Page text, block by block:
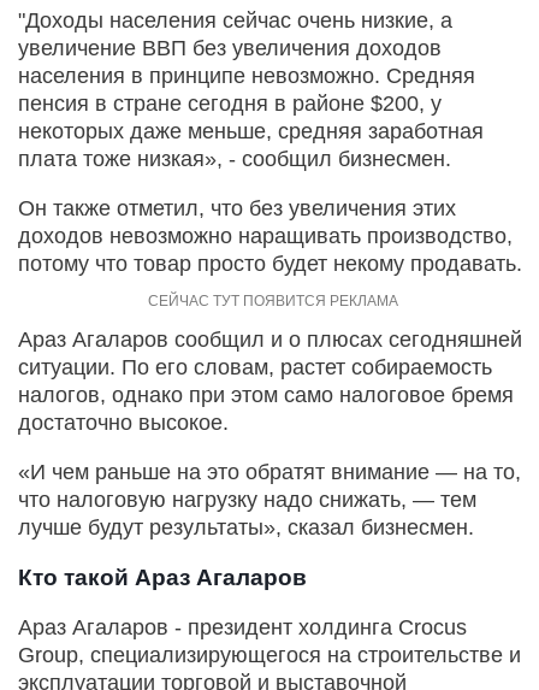
"Доходы населения сейчас очень низкие, а
увеличение ВВП без увеличения доходов
населения в принципе невозможно. Средняя
пенсия в стране сегодня в районе $200, у
некоторых даже меньше, средняя заработная
плата тоже низкая», - сообщил бизнесмен.
Он также отметил, что без увеличения этих
доходов невозможно наращивать производство,
потому что товар просто будет некому продавать.
Араз Агаларов сообщил и о плюсах сегодняшней
ситуации. По его словам, растет собираемость
налогов, однако при этом само налоговое бремя
достаточно высокое.
«И чем раньше на это обратят внимание — на то,
что налоговую нагрузку надо снижать, — тем
лучше будут результаты», сказал бизнесмен.
Кто такой Араз Агаларов
Араз Агаларов - президент холдинга Crocus
Group, специализирующегося на строительстве и
эксплуатации торговой и выставочной